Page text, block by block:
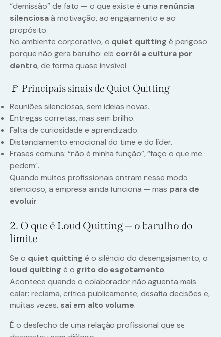
“demissão” de fato — o que existe é uma renúncia
silenciosaà motivação, ao engajamento e ao
propósito.
No ambiente corporativo, o quiet quitting é perigoso
porque não gera barulho: ele corrói a cultura por
dentro, de forma quase invisível.
🚩 Principais sinais de Quiet Quitting
Reuniões silenciosas, sem ideias novas.
Entregas corretas, mas sem brilho.
Falta de curiosidade e aprendizado.
Distanciamento emocional do time e do líder.
Frases comuns: “não é minha função”, “faço o que me
pedem”.
Quando muitos profissionais entram nesse modo
silencioso, a empresa ainda funciona — mas para de
evoluir.
2. O que é Loud Quitting — o barulho do
limite
Se o quiet quitting é o silêncio do desengajamento, o
loud quitting é o grito do esgotamento.
Acontece quando o colaborador não aguenta mais
calar: reclama, critica publicamente, desafia decisões e,
muitas vezes, sai em alto volume.
É o desfecho de uma relação profissional que se